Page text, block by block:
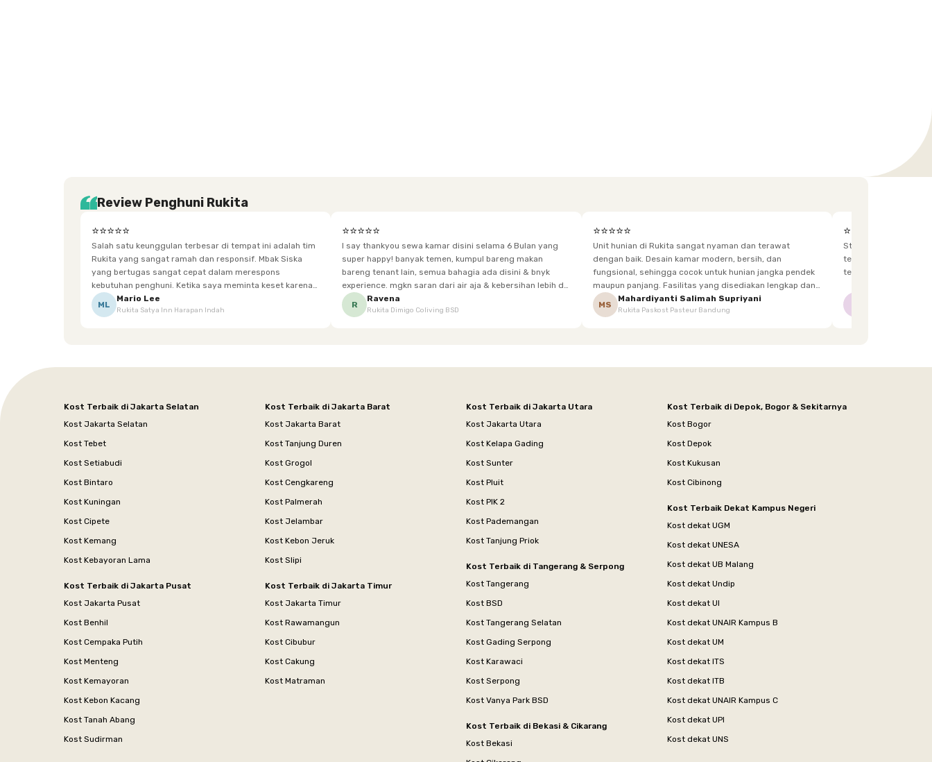
Review Penghuni Rukita
⭐⭐⭐⭐⭐
Salah satu keunggulan terbesar di tempat ini adalah tim
Rukita yang sangat ramah dan responsif. Mbak Siska
yang bertugas sangat cepat dalam merespons
kebutuhan penghuni. Ketika saya meminta keset karena
sempat terpeleset, permintaan tersebut langsung
dipenuhi dengan cepat. Terima kasih Mbak Siska.
ML
Mario Lee
Rukita Satya Inn Harapan Indah
⭐⭐⭐⭐⭐
I say thankyou sewa kamar disini selama 6 Bulan yang
super happy! banyak temen, kumpul bareng makan
bareng tenant lain, semua bahagia ada disini & bnyk
experience. mgkn saran dari air aja & kebersihan lebih di
tingkatkan lagi. but, I love Rukita
R
Ravena
Rukita Dimigo Coliving BSD
⭐⭐⭐⭐⭐
Unit hunian di Rukita sangat nyaman dan terawat
dengan baik. Desain kamar modern, bersih, dan
fungsional, sehingga cocok untuk hunian jangka pendek
maupun panjang. Fasilitas yang disediakan lengkap dan
sesuai dengan kebutuhan penghuni, mulai dari furnitur,
area bersama, hingga akses yang mudah.
MS
Mahardiyanti Salimah Supriyani
Rukita Paskost Pasteur Bandung
⭐⭐⭐⭐⭐
Staff yg menjaga
terkadang lupa bawa kunci, dan sangat fast response.
Kost Terbaik di Jakarta Selatan
Kost Jakarta Selatan
Kost Tebet
Kost Setiabudi
Kost Bintaro
Kost Kuningan
Kost Cipete
Kost Kemang
Kost Kebayoran Lama
Kost Terbaik di Jakarta Pusat
Kost Jakarta Pusat
Kost Benhil
Kost Cempaka Putih
Kost Menteng
Kost Kemayoran
Kost Kebon Kacang
Kost Tanah Abang
Kost Sudirman
Kost Terbaik di Jakarta Barat
Kost Jakarta Barat
Kost Tanjung Duren
Kost Grogol
Kost Cengkareng
Kost Palmerah
Kost Jelambar
Kost Kebon Jeruk
Kost Slipi
Kost Terbaik di Jakarta Timur
Kost Jakarta Timur
Kost Rawamangun
Kost Cibubur
Kost Cakung
Kost Matraman
Kost Terbaik di Jakarta Utara
Kost Jakarta Utara
Kost Kelapa Gading
Kost Sunter
Kost Pluit
Kost PIK 2
Kost Pademangan
Kost Tanjung Priok
Kost Terbaik di Tangerang & Serpong
Kost Tangerang
Kost BSD
Kost Tangerang Selatan
Kost Gading Serpong
Kost Karawaci
Kost Serpong
Kost Vanya Park BSD
Kost Terbaik di Bekasi & Cikarang
Kost Bekasi
Kost Terbaik di Depok, Bogor & Sekitarnya
Kost Bogor
Kost Depok
Kost Kukusan
Kost Cibinong
Kost Terbaik Dekat Kampus Negeri
Kost dekat UGM
Kost dekat UNESA
Kost dekat UB Malang
Kost dekat Undip
Kost dekat UI
Kost dekat UNAIR Kampus B
Kost dekat UM
Kost dekat ITS
Kost dekat ITB
Kost dekat UNAIR Kampus C
Kost dekat UPI
Kost dekat UNS